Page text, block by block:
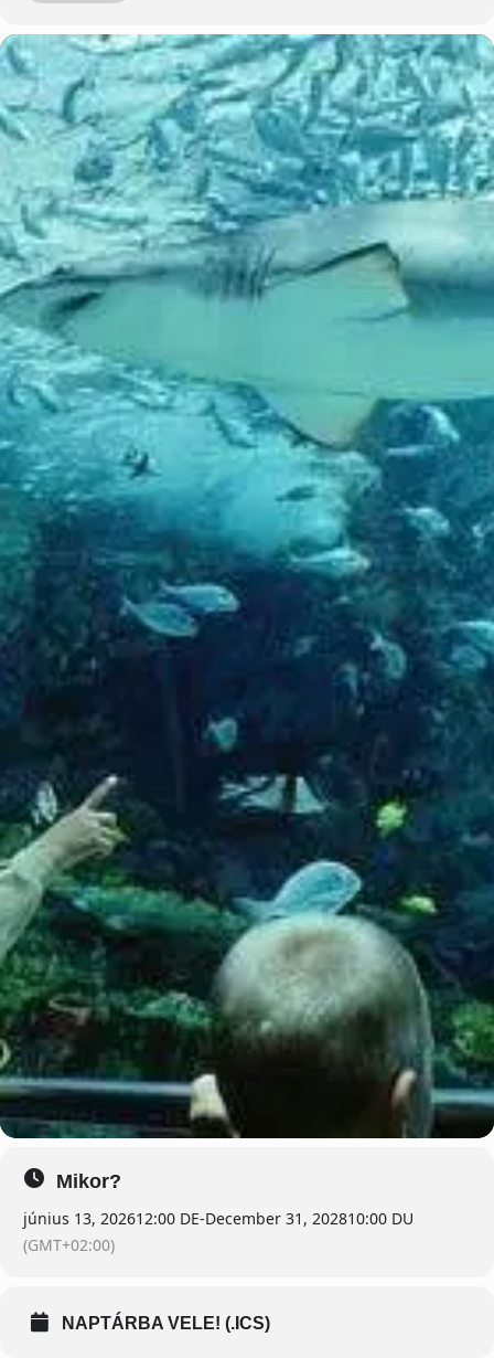
szagolhatják. Hely: 1222 Budapest, XXII. district Nagytétényi út 37-
43. Dátum: Március, Kedd12, 2019 – Március, Csütörtök12, 2020 Idó:
10:00-20:00 Ár: Felnőtt jegy- 2700 HUF Gyerek,nyugdíjas jegy- 2000
HUF Gyerek jegy 4 év alatt-Ingyenes Találd meg az összes tippet a
legjobb BUDAPEST PROGRAMOK. Hova menjünk a hétvégén? Találd
meg a legjobb Budapesti programokat és eseményeket a hétvégén.
Koncertek, vásárok, kiállítások, gasztro események, csa…
Mikor?
június 13, 202612:00 DE-December 31, 202810:00 DU
(GMT+02:00)
NAPTÁRBA VELE! (.ICS)